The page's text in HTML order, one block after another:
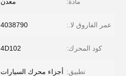
عمر الفاروق لا.: 4038790
كود المحرك: 4D102
تطبيق: أجزاء محرك السيارات